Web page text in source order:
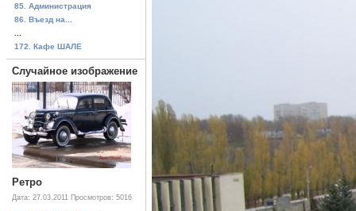
85. Администрация
86. Въезд на...
172. Кафе ШАЛЕ
Случайное изображение
Ретро
Дата: 27.03.2011 Просмотров: 5016